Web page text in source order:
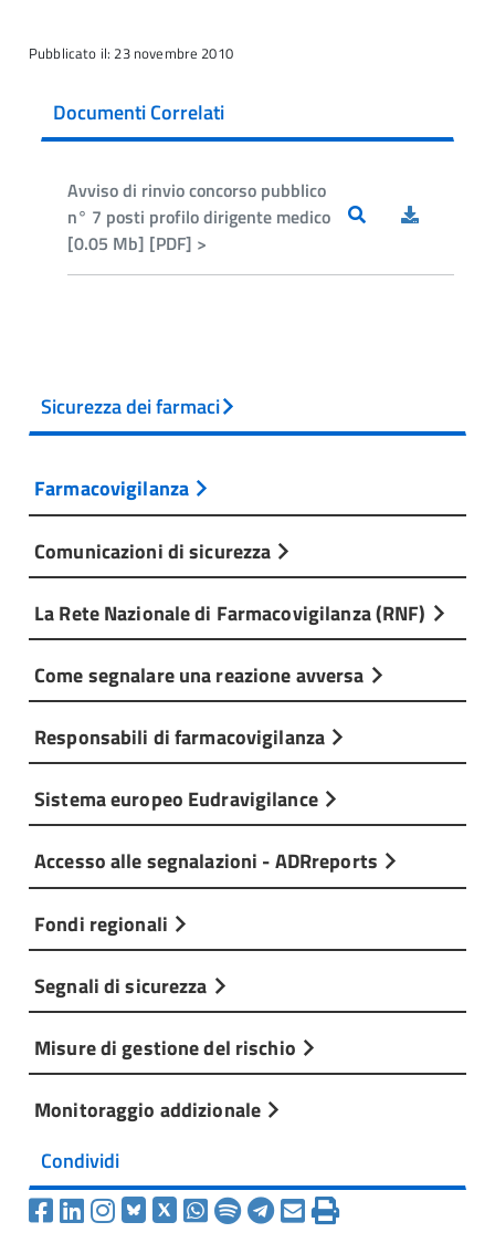
Pubblicato il: 23 novembre 2010
Documenti Correlati
Avviso di rinvio concorso pubblico
n° 7 posti profilo dirigente medico
[0.05 Mb] [PDF] >
Sicurezza dei farmaci
Farmacovigilanza
Comunicazioni di sicurezza
La Rete Nazionale di Farmacovigilanza (RNF)
Come segnalare una reazione avversa
Responsabili di farmacovigilanza
Sistema europeo Eudravigilance
Accesso alle segnalazioni - ADRreports
Fondi regionali
Segnali di sicurezza
Misure di gestione del rischio
Monitoraggio addizionale
Condividi